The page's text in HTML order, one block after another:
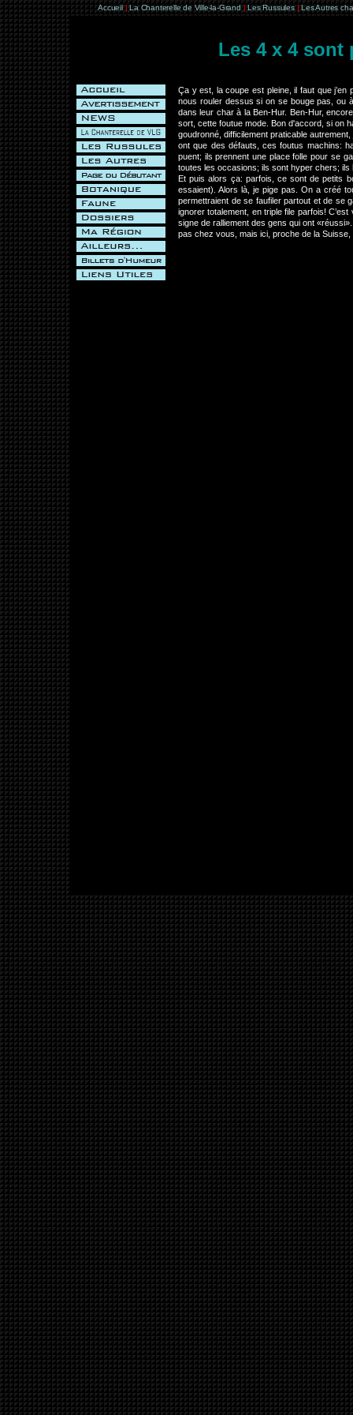
Accueil | La Chanterelle de Ville-la-Grand | Les Russules | Les Autres
Les 4 x 4 sont
Ça y est, la coupe est pleine, il faut que
nous rouler dessus si on se bouge pas, ou
dans leur char à la Ben-Hur. Ben-Hur,
sort, cette foutue mode. Bon d'accord, si on
goudronné, difficilement praticable
ont que des défauts, ces foutus machins:
puent; ils prennent une place folle pour se
toutes les occasions; ils sont hyper chers; ils
Et puis alors ça: parfois, ce sont de petits
essaient). Alors là, je pige pas. On a créé
permettraient de se faufiler partout et de se
ignorer totalement, en triple file parfois!
signe de ralliement des gens qui ont
pas chez vous, mais ici, proche de la